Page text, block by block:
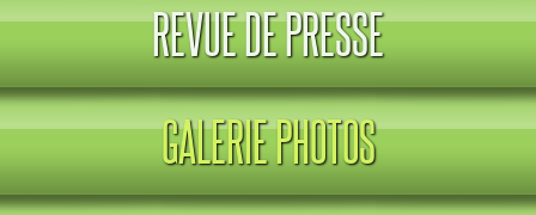
REVUE DE PRESSE
GALERIE PHOTOS